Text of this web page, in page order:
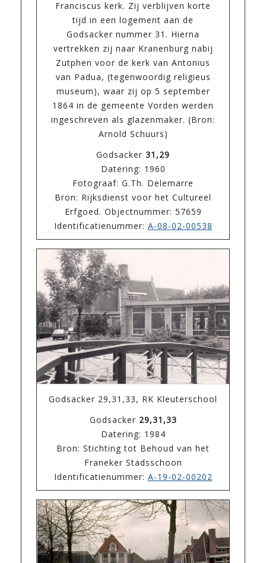
Franciscus kerk. Zij verblijven korte
tijd in een logement aan de
Godsacker nummer 31. Hierna
vertrekken zij naar Kranenburg nabij
Zutphen voor de kerk van Antonius
van Padua, (tegenwoordig religieus
museum), waar zij op 5 september
1864 in de gemeente Vorden werden
ingeschreven als glazenmaker. (Bron:
Arnold Schuurs)
Godsacker 31,29
Datering: 1960
Fotograaf: G.Th. Delemarre
Bron: Rijksdienst voor het Cultureel
Erfgoed. Objectnummer: 57659
Identificatienummer: A-08-02-00538
Godsacker 29,31,33, RK Kleuterschool
Godsacker 29,31,33
Datering: 1984
Bron: Stichting tot Behoud van het
Franeker Stadsschoon
Identificatienummer: A-19-02-00202